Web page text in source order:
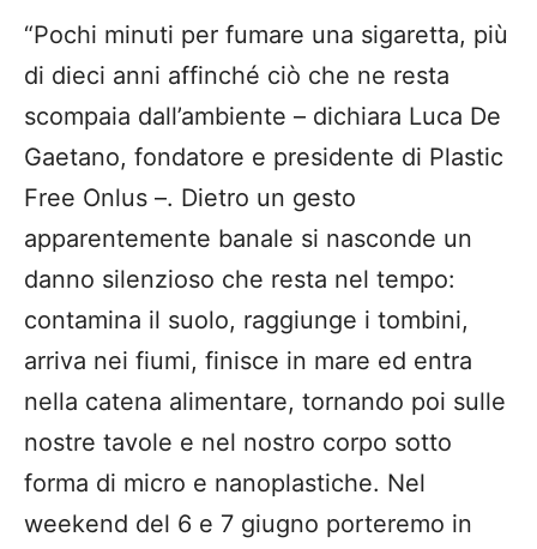
“Pochi minuti per fumare una sigaretta, più
di dieci anni affinché ciò che ne resta
scompaia dall’ambiente – dichiara Luca De
Gaetano, fondatore e presidente di Plastic
Free Onlus –. Dietro un gesto
apparentemente banale si nasconde un
danno silenzioso che resta nel tempo:
contamina il suolo, raggiunge i tombini,
arriva nei fiumi, finisce in mare ed entra
nella catena alimentare, tornando poi sulle
nostre tavole e nel nostro corpo sotto
forma di micro e nanoplastiche. Nel
weekend del 6 e 7 giugno porteremo in